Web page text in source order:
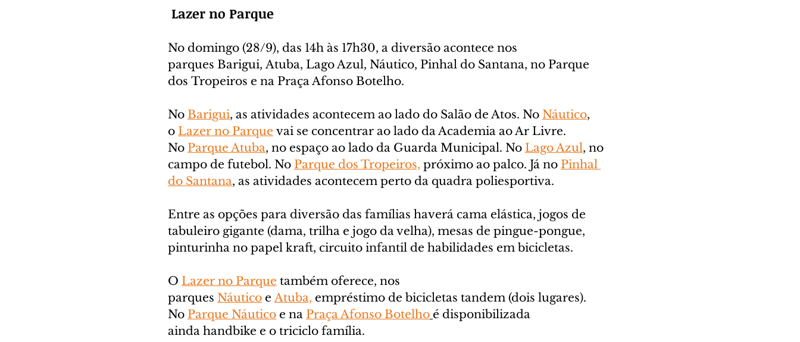
Lazer no Parque
No domingo (28/9), das 14h às 17h30, a diversão acontece nos
parques Barigui, Atuba, Lago Azul, Náutico, Pinhal do Santana, no Parque
dos Tropeiros e na Praça Afonso Botelho.
No Barigui, as atividades acontecem ao lado do Salão de Atos. No Náutico,
o Lazer no Parque vai se concentrar ao lado da Academia ao Ar Livre.
No Parque Atuba, no espaço ao lado da Guarda Municipal. No Lago Azul, no
campo de futebol. No Parque dos Tropeiros, próximo ao palco. Já no Pinhal
do Santana, as atividades acontecem perto da quadra poliesportiva.
Entre as opções para diversão das famílias haverá cama elástica, jogos de
tabuleiro gigante (dama, trilha e jogo da velha), mesas de pingue-pongue,
pinturinha no papel kraft, circuito infantil de habilidades em bicicletas.
O Lazer no Parque também oferece, nos
parques Náutico e Atuba, empréstimo de bicicletas tandem (dois lugares).
No Parque Náutico e na Praça Afonso Botelho é disponibilizada
ainda handbike e o triciclo família.